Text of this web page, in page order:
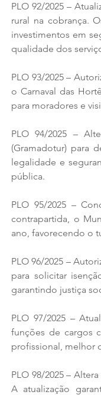
PLO 92/2025 –
rural na cobrança.
investimentos em
qualidade dos
PLO 93/2025 –
o Carnaval das
para moradores e
PLO 94/2025 –
(Gramadotur) para
legalidade e
pública.
PLO 95/2025 –
contrapartida, o
ano, favorecendo o
PLO 96/2025 –
para solicitar
garantindo justiça
PLO 97/2025 –
funções de cargos
profissional, melhor
PLO 98/2025 –
A atualização